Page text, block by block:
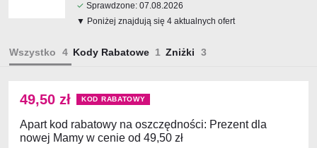
✓ Sprawdzone: 07.08.2026
▼ Poniżej znajdują się 4 aktualnych ofert
Wszystko Kody Rabatowe Zniżki
49,50 zł KOD RABATOWY
Apart kod rabatowy na oszczędności: Prezent dla
nowej Mamy w cenie od 49,50 zł